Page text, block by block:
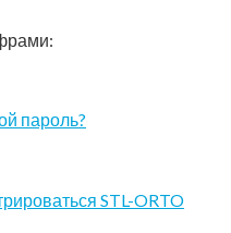
пароль?
STL-ORTO